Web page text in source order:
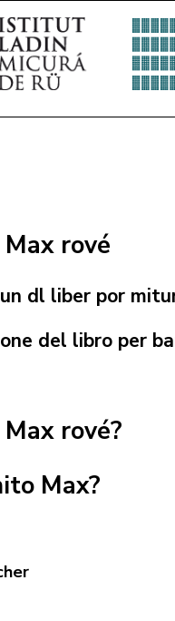
rové
dl liber por
del libro per
rové?
Max?